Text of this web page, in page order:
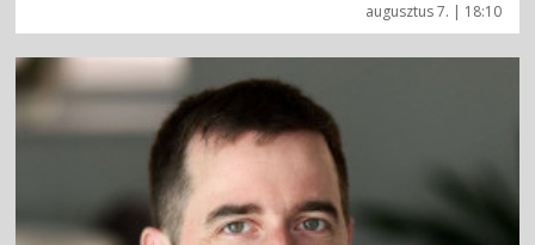
augusztus 7. | 18:10